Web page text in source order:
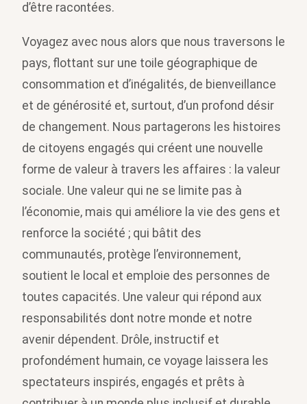
d’être racontées.
Voyagez avec nous alors que nous traversons le
pays, flottant sur une toile géographique de
consommation et d’inégalités, de bienveillance
et de générosité et, surtout, d’un profond désir
de changement. Nous partagerons les histoires
de citoyens engagés qui créent une nouvelle
forme de valeur à travers les affaires : la valeur
sociale. Une valeur qui ne se limite pas à
l’économie, mais qui améliore la vie des gens et
renforce la société ; qui bâtit des
communautés, protège l’environnement,
soutient le local et emploie des personnes de
toutes capacités. Une valeur qui répond aux
responsabilités dont notre monde et notre
avenir dépendent. Drôle, instructif et
profondément humain, ce voyage laissera les
spectateurs inspirés, engagés et prêts à